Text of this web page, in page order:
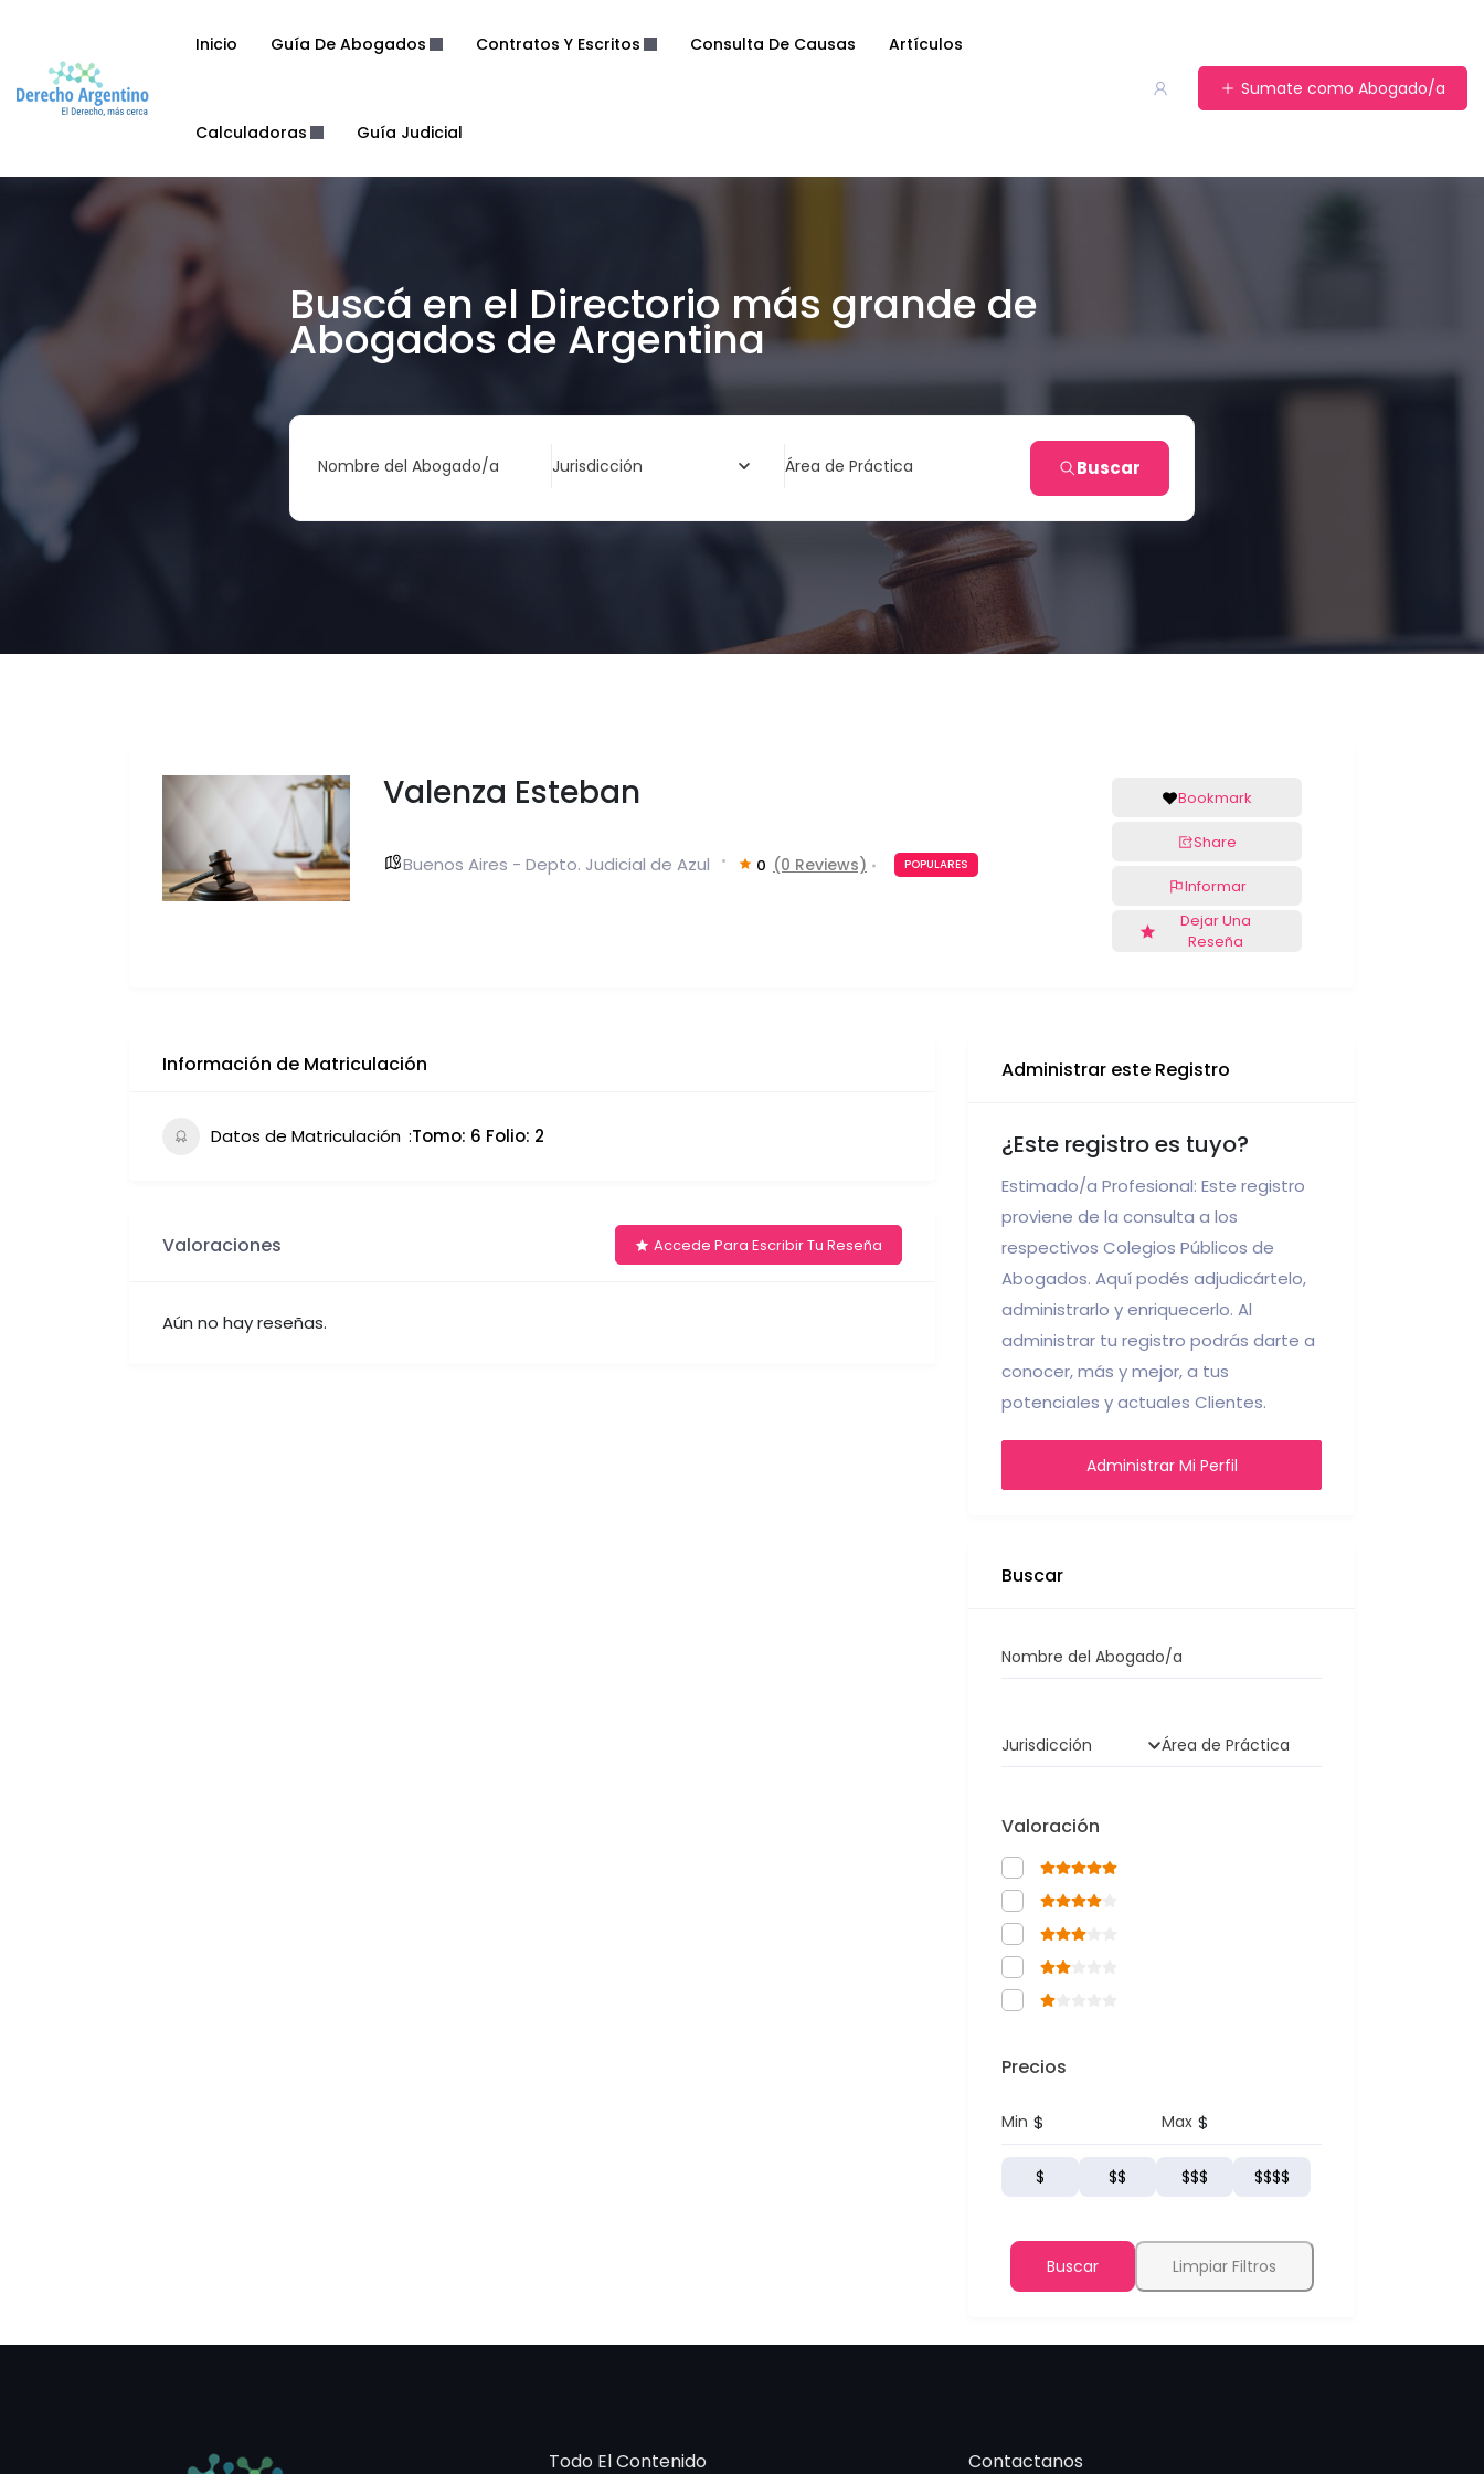
Inicio Guía De Abogados Contratos Y Escritos Consulta De Causas Artículos
Calculadoras Guía Judicial
Sumate como Abogado/a
Buscá en el Directorio más grande de
Abogados de Argentina
Nombre del Abogado/a Jurisdicción Área de Práctica Buscar
Valenza Esteban
Buenos Aires - Depto. Judicial de Azul 0 (0 Reviews) POPULARES
Bookmark
Share
Informar
Dejar Una
Reseña
Información de Matriculación
Datos de Matriculación Tomo: 6 Folio: 2
Valoraciones Accede Para Escribir Tu Reseña
Aún no hay reseñas.
Administrar este Registro
¿Este registro es tuyo?
Estimado/a Profesional: Este registro
proviene de la consulta a los
respectivos Colegios Públicos de
Abogados. Aquí podés adjudicártelo,
administrarlo y enriquecerlo. Al
administrar tu registro podrás darte a
conocer, más y mejor, a tus
potenciales y actuales Clientes.
Administrar Mi Perfil
Buscar
Nombre del Abogado/a
Jurisdicción Área de Práctica
Valoración
Precios
Min $ Max $
$ $$ $$$ $$$$
Buscar Limpiar Filtros
Todo El Contenido Contactanos